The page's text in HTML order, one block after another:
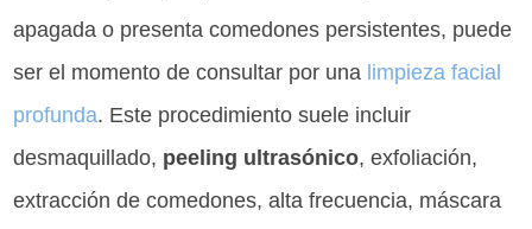
apagada o presenta comedones persistentes, puede
ser el momento de consultar por una limpieza facial
profunda. Este procedimiento suele incluir
desmaquillado, peeling ultrasónico, exfoliación,
extracción de comedones, alta frecuencia, máscara